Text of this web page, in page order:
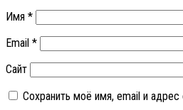
Имя *
Email *
Сайт
Сохранить моё имя, email и